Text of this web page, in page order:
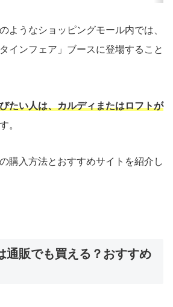
ようなショッピングモール内では、
インフェア」ブースに登場すること
たい人は、カルディまたはロフトが
。
購入方法とおすすめサイトを紹介し
通販でも買える？おすすめ